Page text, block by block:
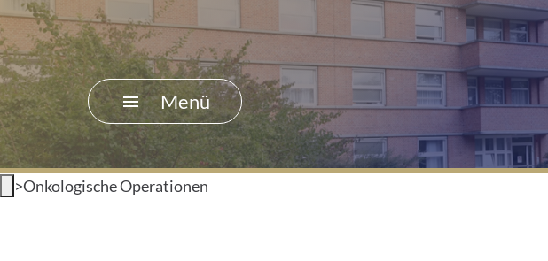
Menü
>Onkologische Operationen